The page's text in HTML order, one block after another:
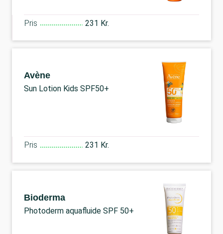
Pris 231 Kr.
Avène
Sun Lotion Kids SPF50+
Pris 231 Kr.
Bioderma
Photoderm aquafluide SPF 50+